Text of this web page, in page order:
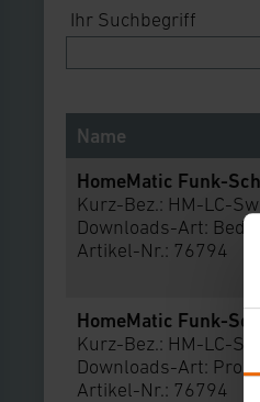
Ihr Suchbegriff
Name
HomeMatic Funk-
Kurz-Bez.: HM-LC-
Downloads-Art:
Artikel-Nr.: 76794
HomeMatic Funk-
Kurz-Bez.: HM-LC-
Downloads-Art:
Artikel-Nr.: 76794